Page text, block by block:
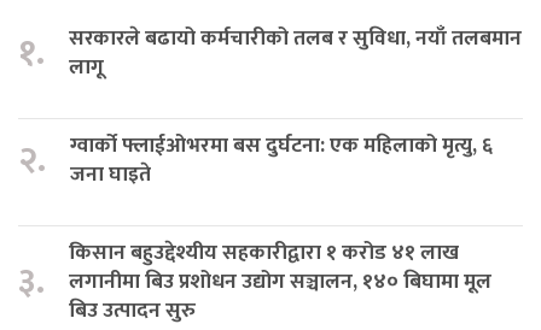
१.
सरकारले बढायो कर्मचारीको तलब र सुविधा, नयाँ तलबमान
लागू
२.
ग्वार्को फ्लाईओभरमा बस दुर्घटना: एक महिलाको मृत्यु, ६
जना घाइते
३.
किसान बहुउद्देश्यीय सहकारीद्वारा १ करोड ४१ लाख
लगानीमा बिउ प्रशोधन उद्योग सञ्चालन, १४० बिघामा मूल
बिउ उत्पादन सुरु